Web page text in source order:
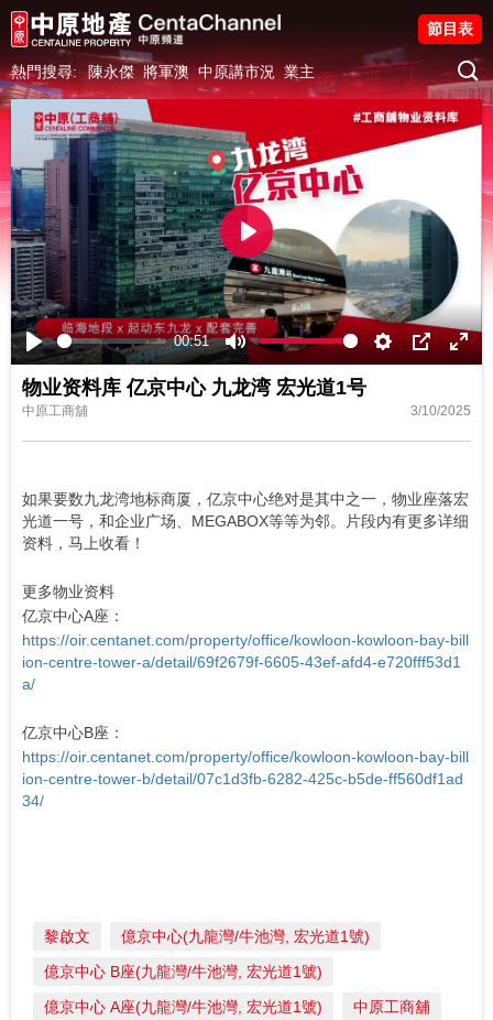
熱門搜尋: 陳永傑 將軍澳 中原講市況 業主
節目表
Play
00:51
Mute Settings
PIP
Play
物业资料库 亿京中心 九龙湾 宏光道1号
中原工商舖 3/10/2025
如果要数九龙湾地标商厦，亿京中心绝对是其中之一，物业座落宏
光道一号，和企业广场、MEGABOX等等为邻。片段内有更多详细
资料，马上收看！
更多物业资料
亿京中心A座：
https://oir.centanet.com/property/office/kowloon-kowloon-bay-bill
ion-centre-tower-a/detail/69f2679f-6605-43ef-afd4-e720fff53d1
a/
亿京中心B座：
https://oir.centanet.com/property/office/kowloon-kowloon-bay-bill
ion-centre-tower-b/detail/07c1d3fb-6282-425c-b5de-ff560df1ad
34/
黎啟文
億京中心(九龍灣/牛池灣, 宏光道1號)
億京中心 B座(九龍灣/牛池灣, 宏光道1號)
億京中心 A座(九龍灣/牛池灣, 宏光道1號)
中原工商舖